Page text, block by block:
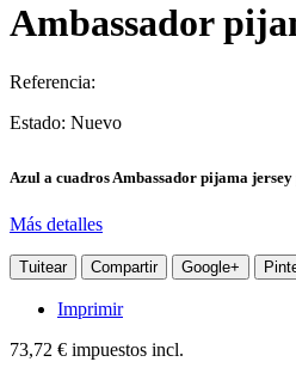
Ambassador
Referencia:
Estado: Nuevo
Azul a cuadros Ambassador pijama
Más detalles
Tuitear Compartir Google+
Imprimir
73,72 € impuestos incl.